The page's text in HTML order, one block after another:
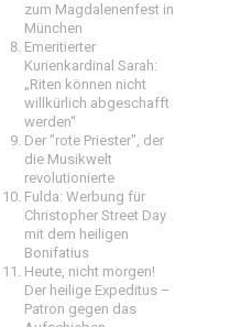
zum Magdalenenfest in
München
Emeritierter
Kurienkardinal Sarah:
„Riten können nicht
willkürlich abgeschafft
werden“
Der "rote Priester", der
die Musikwelt
revolutionierte
Fulda: Werbung für
Christopher Street Day
mit dem heiligen
Bonifatius
Heute, nicht morgen!
Der heilige Expeditus –
Patron gegen das